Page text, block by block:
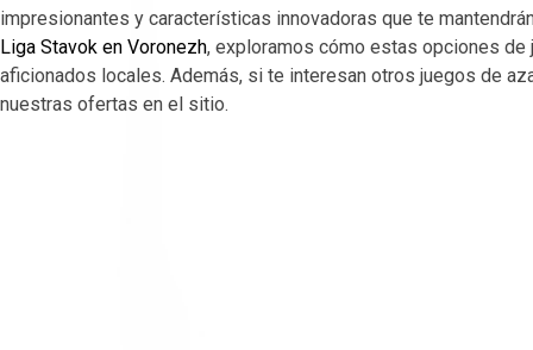
impresionantes y características innovadoras que te
Liga Stavok en Voronezh, exploramos cómo estas opciones de
aficionados locales. Además, si te interesan otros juegos de
nuestras ofertas en el sitio.